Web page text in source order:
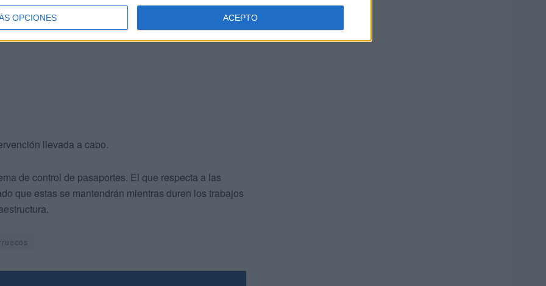
OPCIONES ACEPTO
al mar,corresponde a la entrada desde
ubicada en la parte superior se utiliza para la
salida
llevada a cabo.
de control de pasaportes. El que respecta a las
que estas se mantendrán mientras duren los trabajos